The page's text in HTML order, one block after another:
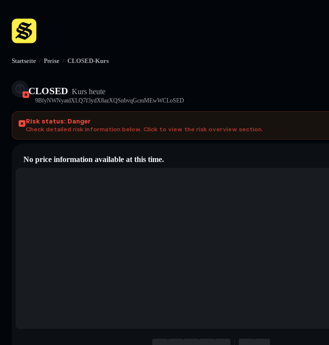
Startseite / Preise / CLOSED-Kurs
CLOSED Kurs heute
9BfyNWNyatdXLQ7f3ydX8azXQSnbvqGcmMEwWCLoSED
Risk status: Danger
Check detailed risk information below. Click to view the risk overview section.
No price information available at this time.